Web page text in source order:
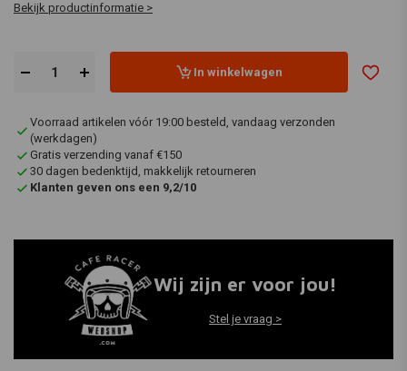
Bekijk productinformatie >
In winkelwagen
Voorraad artikelen vóór 19:00 besteld, vandaag verzonden
(werkdagen)
Gratis verzending vanaf €150
30 dagen bedenktijd, makkelijk retourneren
Klanten geven ons een 9,2/10
Wij zijn er voor jou!
Stel je vraag >